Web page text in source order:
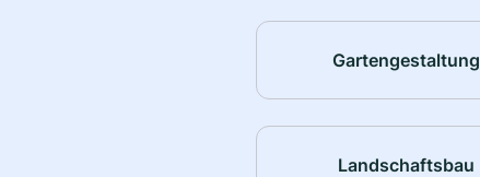
Gartengestaltung
Landschaftsbau